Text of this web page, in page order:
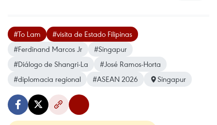
#To Lam
#visita de Estado Filipinas
#Ferdinand Marcos Jr
#Singapur
#Diálogo de Shangri-La
#José Ramos-Horta
#diplomacia regional
#ASEAN 2026 Singapur